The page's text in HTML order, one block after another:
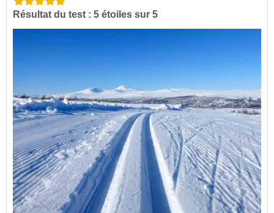
Résultat du test : 5 étoiles sur 5